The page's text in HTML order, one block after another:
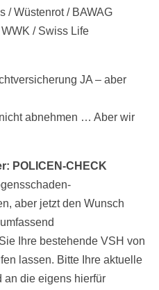
/ Wüstenrot / BAWAG
/ Swiss Life
JA – aber
abnehmen … Aber wir
POLICEN-CHECK
aber jetzt den Wunsch
Ihre bestehende VSH von
lassen. Bitte Ihre aktuelle
die eigens hierfür